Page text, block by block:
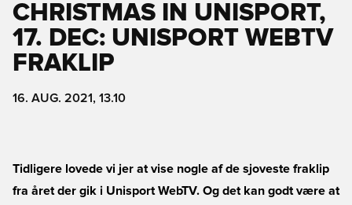
CHRISTMAS IN UNISPORT,
17. DEC: UNISPORT WEBTV
FRAKLIP
16. AUG. 2021, 13.10
Tidligere lovede vi jer at vise nogle af de sjoveste fraklip
fra året der gik i Unisport WebTV. Og det kan godt være at